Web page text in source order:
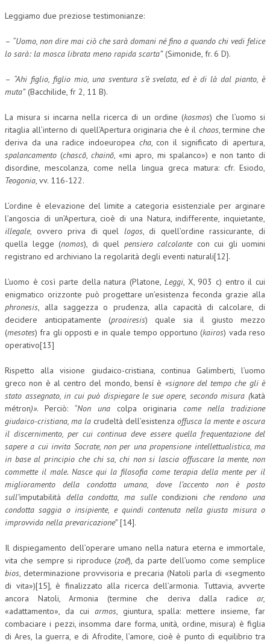
Leggiamo due preziose testimonianze:
– “Uomo, non dire mai ciò che sarà domani né fino a quando chi vedi felice
lo sarà: la mosca librata meno rapida scarta”(Simonide, fr. 6 D).
– “Ahi figlio, figlio mio, una sventura s’è svelata, ed è di là dal pianto, è
muta”(Bacchilide, fr 2, 11 B).
La misura si incarna nella ricerca di un ordine (kosmos) che l’uomo si
ritaglia all’interno di quell’Apertura originaria che è il chaos, termine che
deriva da una radice indoeuropea cha, con il significato di apertura,
spalancamento (chascō,chainō, «mi apro, mi spalanco») e non tanto di
disordine, mescolanza, come nella lingua greca matura: cfr. Esiodo,
Teogonia, vv. 116-122.
L’ordine è elevazione del limite a categoria esistenziale per arginare
l’angoscia di un’Apertura, cioè di una Natura, indifferente, inquietante,
illegale, ovvero priva di quel logos, di quell’ordine rassicurante, di
quella legge (nomos), di quel pensiero calcolantecon cui gli uomini
registrano ed archiviano la regolarità degli eventi naturali[12].
L’uomo è così parte della natura (Platone, Leggi, X, 903 c) entro il cui
enigmatico orizzonte può progettare un’esistenza feconda grazie alla
phronesis, alla saggezza o prudenza, alla capacità di calcolare, di
decidere anticipatamente (proairesis) quale sia il giusto mezzo
(mesotes) fra gli opposti e in quale tempo opportuno (kairos) vada reso
operativo[13]
Rispetto alla visione giudaico-cristiana, continua Galimberti, l’uomo
greco non è al centro del mondo, bensí è «signore del tempo che gli è
stato assegnato, in cui può dispiegare le sue opere, secondo misura (katà
métron)». Perciò: “Non una colpa originaria come nella tradizione
giudaico-cristiana, ma la crudeltà dell’esistenza offusca la mente e oscura
il discernimento, per cui continua deve essere quella frequentazione del
sapere a cui invita Socrate, non per una propensione intellettualistica, ma
in base al principio che chi sa, chi non si lascia offuscare la mente, non
commette il male. Nasce qui la filosofia come terapia della mente per il
miglioramento della condotta umana, dove l’accento non è posto
sull’imputabilità della condotta, ma sullecondizioni che rendono una
condotta saggia o insipiente, e quindi contenuta nella giusta misura o
improvvida nella prevaricazione”[14].
Il dispiegamento dell’operare umano nella natura eterna e immortale,
vita che sempre si riproduce (zoē), da parte dell’uomo come semplice
bios, determinazione provvisoria e precaria (Natoli parla di «segmento
di vita»)[15], è finalizzato alla ricerca dell’armonia. Tuttavia, avverte
ancora Natoli, Armonia (termine che deriva dalla radice ar,
«adattamento», da cui armos, giuntura, spalla: mettere insieme, far
combaciare i pezzi, insomma dare forma, unità, ordine, misura) è figlia
di Ares, la guerra, e di Afrodite, l’amore, cioè è punto di equilibrio tra